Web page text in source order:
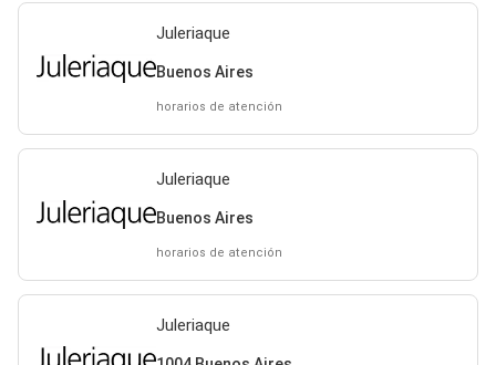
Juleriaque
Buenos Aires
horarios de atención
Juleriaque
Buenos Aires
horarios de atención
Juleriaque